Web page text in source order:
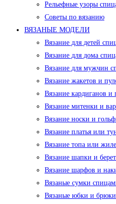
Рельефные узоры
Советы по вязанию
ВЯЗАНЫЕ МОДЕЛИ
Вязание для детей
Вязание для дома
Вязание для мужчин
Вязание жакетов и
Вязание кардиганов и
Вязание митенки и
Вязание носки и
Вязание платья или
Вязание топа или
Вязание шапки и
Вязание шарфов и
Вязаные сумки
Вязаные юбки и